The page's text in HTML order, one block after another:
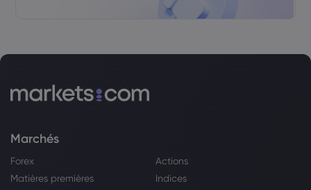
Marchés
Forex
Actions
Matières premières
Indices